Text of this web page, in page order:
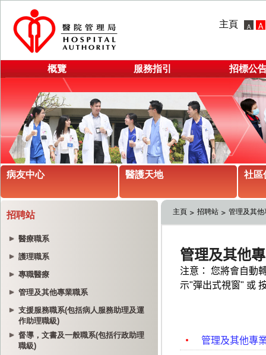
主頁
概覽 服務指引 招標公
病友中心 醫護天地 社區
招聘站
醫療職系
護理職系
專職醫療
管理及其他專業職系
支援服務職系(包括病人服務助理及運
作助理職級)
督導，文書及一般職系(包括行政助理
職級)
主頁 招聘站 管理及其他